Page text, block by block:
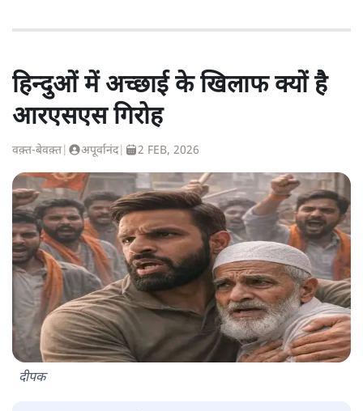
हिन्दुओं में अच्छाई के खिलाफ क्यों है
आरएसएस गिरोह
वक़्त-बेवक़्त अपूर्वानंद| 2 FEB, 2026
दीपक